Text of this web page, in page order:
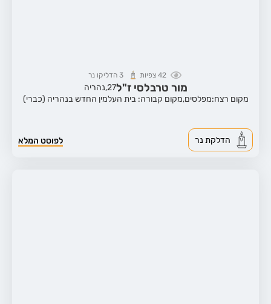
42 צפיות 3 הדליקו נר
מור טרבלסי ז"ל27, נהריה
מקום רצח:מפלסים,מקום קבורה: בית העלמין החדש בנהריה (כברי)
לפוסט המלא הדלקת נר